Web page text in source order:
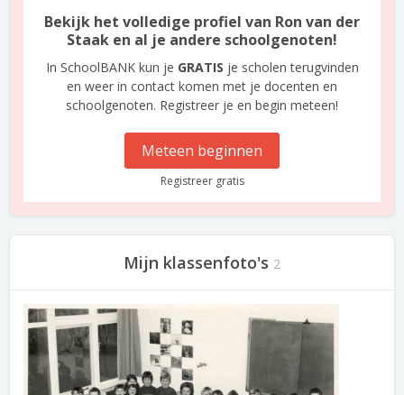
Bekijk het volledige profiel van Ron van der
Staak en al je andere schoolgenoten!
In SchoolBANK kun je GRATIS je scholen terugvinden
en weer in contact komen met je docenten en
schoolgenoten. Registreer je en begin meteen!
Meteen beginnen
Registreer gratis
Mijn klassenfoto's 2